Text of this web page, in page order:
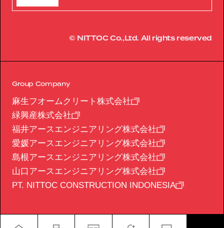
© NITTOC Co.,Ltd. All rights reserved
Group Company
麻生フオームクリート株式会社
緑興産株式会社
福井アースエンジニアリング株式会社
愛媛アースエンジニアリング株式会社
島根アースエンジニアリング株式会社
山口アースエンジニアリング株式会社
PT. NITTOC CONSTRUCTION INDONESIA